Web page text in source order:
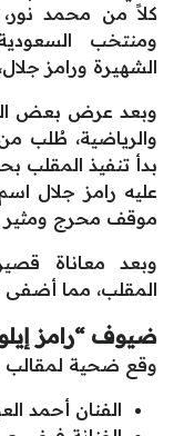
كلاً من محمد
ومنتخب السعودية
الشهيرة ورامز
وبعد عرض بعض
والرياضية، طُلب
بدأ تنفيذ المقلب
عليه رامز جلال
موقف محرج ومثير
وبعد معاناة
المقلب، مما أضفى
ضيوف “رامز إيلون
وقع ضحية لمقالب
الفنان أحمد